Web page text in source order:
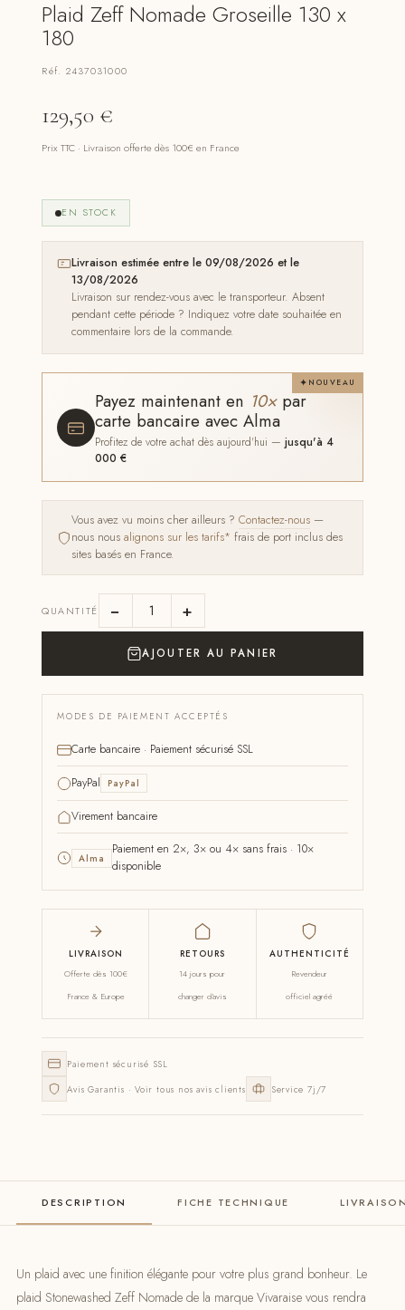
Plaid Zeff Nomade Groseille 130 x
180
Réf. 2437031000
129,50 €
Prix TTC · Livraison offerte dès 100€ en France
EN STOCK
Livraison estimée entre le 09/08/2026 et le
13/08/2026
Livraison sur rendez-vous avec le transporteur. Absent
pendant cette période ? Indiquez votre date souhaitée en
commentaire lors de la commande.
NOUVEAU
Payez maintenant en 10×par
carte bancaire avec Alma
Profitez de votre achat dès aujourd'hui —jusqu'à 4
000 €
Vous avez vu moins cher ailleurs ?Contactez-nous —
nous nousalignons sur les tarifs* frais de port inclus des
sites basés en France.
QUANTITÉ − +
AJOUTER AU PANIER
MODES DE PAIEMENT ACCEPTÉS
Carte bancaire · Paiement sécurisé SSL
PayPal PayPal
Virement bancaire
Alma
Paiement en 2×, 3× ou 4× sans frais · 10×
disponible
LIVRAISON
Offerte dès 100€
France & Europe
RETOURS
14 jours pour
changer d'avis
AUTHENTICITÉ
Revendeur
officiel agréé
Paiement sécurisé SSL
Avis Garantis · Voir tous nos avis clients
Service 7j/7
DESCRIPTION FICHE TECHNIQUE
Un plaid avec une finition élégante pour votre plus grand bonheur. Le
plaid Stonewashed Zeff Nomade de la marque Vivaraise vous rendra